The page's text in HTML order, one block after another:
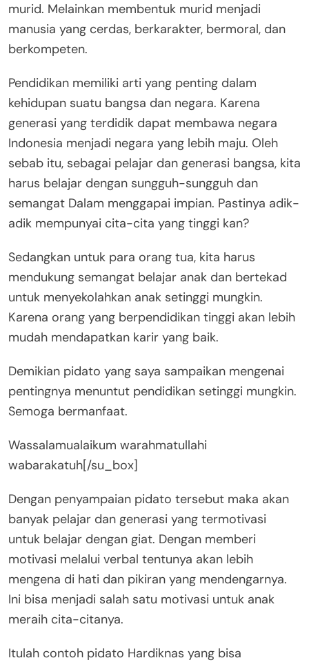
murid. Melainkan membentuk murid menjadi
manusia yang cerdas, berkarakter, bermoral, dan
berkompeten.
Pendidikan memiliki arti yang penting dalam
kehidupan suatu bangsa dan negara. Karena
generasi yang terdidik dapat membawa negara
Indonesia menjadi negara yang lebih maju. Oleh
sebab itu, sebagai pelajar dan generasi bangsa, kita
harus belajar dengan sungguh-sungguh dan
semangat Dalam menggapai impian. Pastinya adik-
adik mempunyai cita-cita yang tinggi kan?
Sedangkan untuk para orang tua, kita harus
mendukung semangat belajar anak dan bertekad
untuk menyekolahkan anak setinggi mungkin.
Karena orang yang berpendidikan tinggi akan lebih
mudah mendapatkan karir yang baik.
Demikian pidato yang saya sampaikan mengenai
pentingnya menuntut pendidikan setinggi mungkin.
Semoga bermanfaat.
Wassalamualaikum warahmatullahi
wabarakatuh[/su_box]
Dengan penyampaian pidato tersebut maka akan
banyak pelajar dan generasi yang termotivasi
untuk belajar dengan giat. Dengan memberi
motivasi melalui verbal tentunya akan lebih
mengena di hati dan pikiran yang mendengarnya.
Ini bisa menjadi salah satu motivasi untuk anak
meraih cita-citanya.
Itulah contoh pidato Hardiknas yang bisa